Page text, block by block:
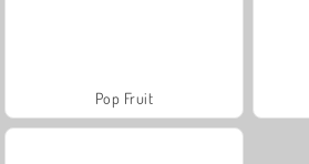
Pop Fruit